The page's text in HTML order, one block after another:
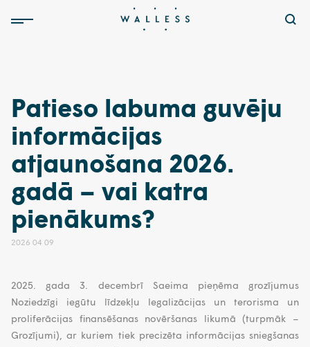
Patieso labuma guvēju
informācijas
atjaunošana 2026.
gadā – vai katra
pienākums?
2026 04 09
2025. gada 3. decembrī Saeima pieņēma grozījumus
Noziedzīgi iegūtu līdzekļu legalizācijas un terorisma un
proliferācijas finansēšanas novēršanas likumā (turpmāk –
Grozījumi), ar kuriem tiek precizēta informācijas sniegšanas